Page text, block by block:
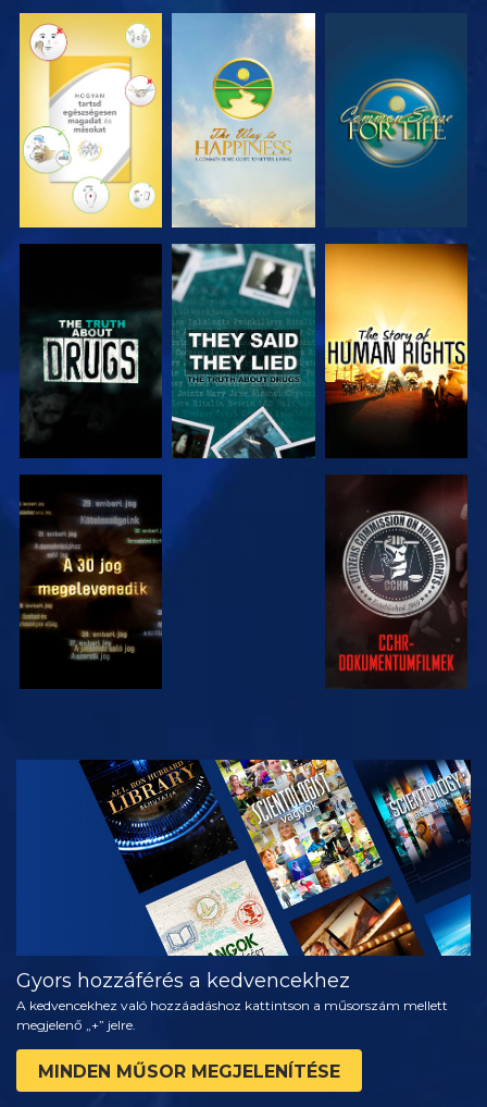
MŰSORNÉZÉS MŰSORNÉZÉS MŰSORNÉZÉS
MŰSORNÉZÉS MŰSORNÉZÉS MŰSORNÉZÉS
MŰSORNÉZÉS MŰSORNÉZÉS
MŰSORNÉZÉS
A SOROZAT
RÉSZEI
Gyors hozzáférés a kedvencekhez
A kedvencekhez való hozzáadáshoz kattintson a műsorszám mellett
megjelenő „+” jelre.
MINDEN MŰSOR MEGJELENÍTÉSE